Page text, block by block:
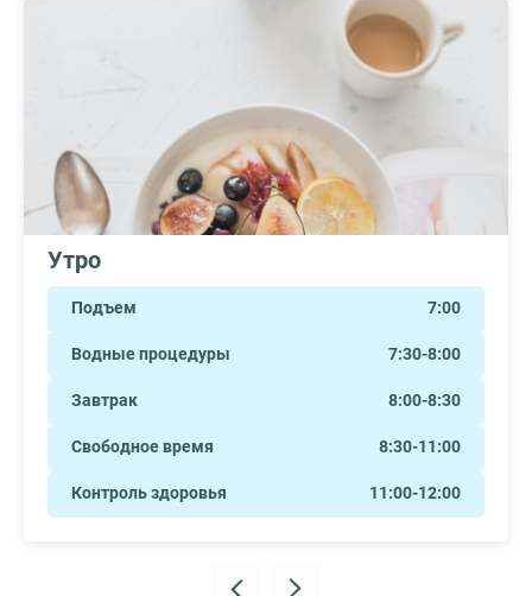
Утро
Подъем 7:00
Водные процедуры 7:30-8:00
Завтрак 8:00-8:30
Свободное время 8:30-11:00
Контроль здоровья 11:00-12:00